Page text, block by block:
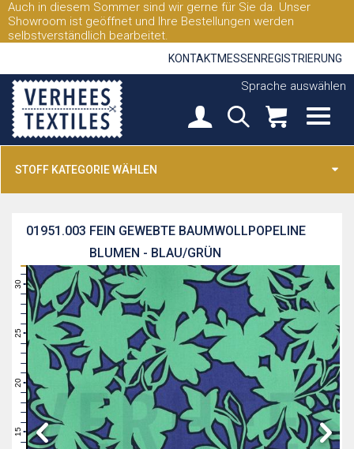
Auch in diesem Sommer sind wir gerne für Sie da. Unser
Showroom ist geöffnet und Ihre Bestellungen werden
selbstverständlich bearbeitet.
KONTAKTMESSEN REGISTRIERUNG
Sprache auswählen
STOFF KATEGORIE WÄHLEN
FEIN GEWEBTE BAUMWOLLPOPELINE
BLUMEN - BLAU/GRÜN
01951.003
14
15
16
18
19
20
21
24
25
26
29
30
31